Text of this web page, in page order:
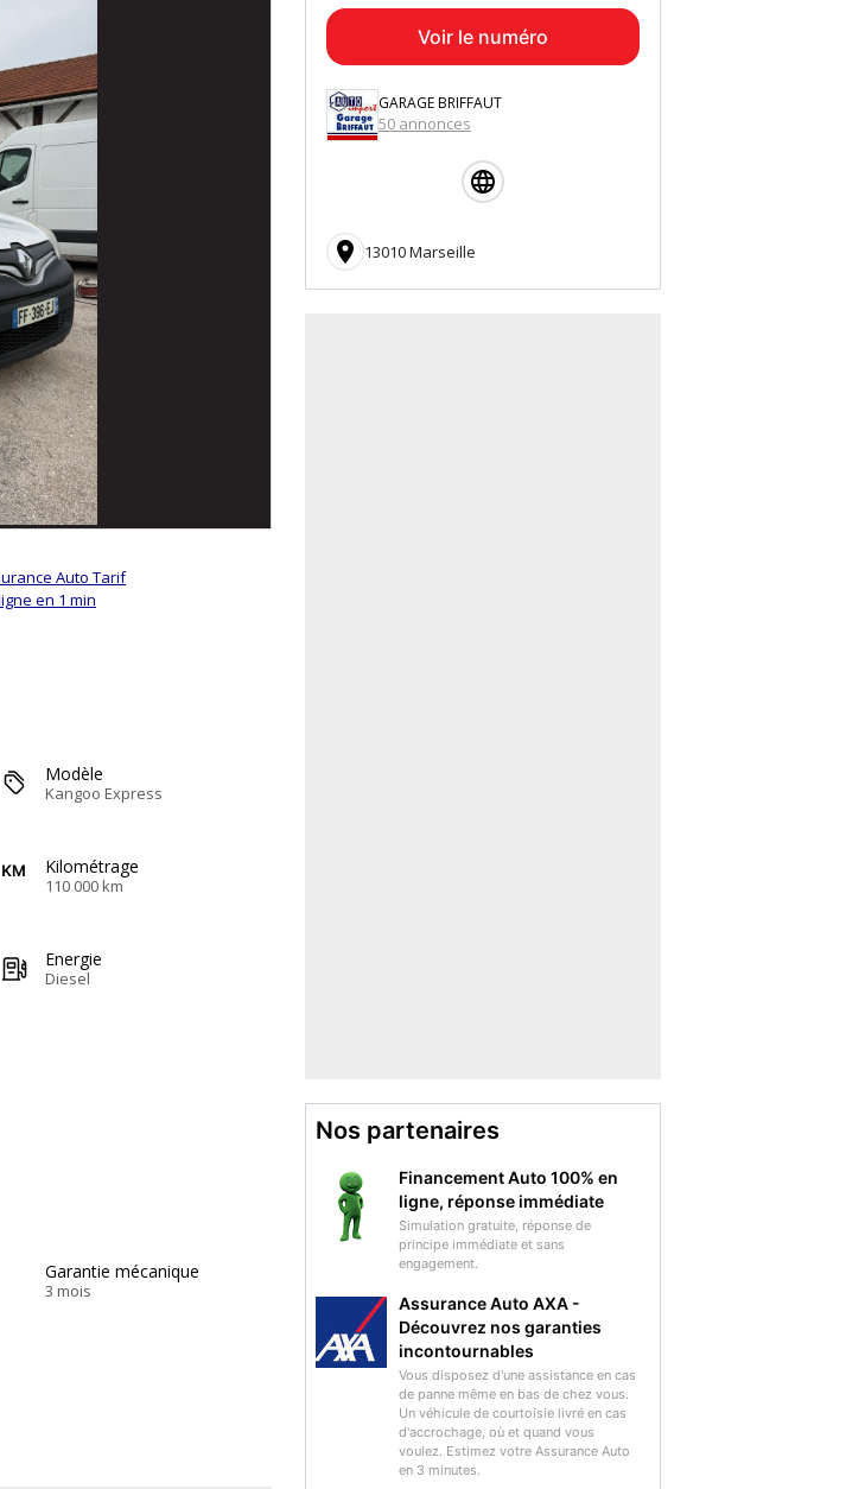
Auto Tarif
en 1 min
Modèle
Kangoo Express
Kilométrage
110 000 km
Energie
Diesel
Garantie mécanique
3 mois
Voir le numéro
GARAGE BRIFFAUT
50 annonces
 13010 Marseille
Nos partenaires
Financement Auto 100% en
ligne, réponse immédiate
Simulation gratuite, réponse de
principe immédiate et sans
engagement.
Assurance Auto AXA -
Découvrez nos garanties
incontournables
Vous disposez d'une assistance en cas
de panne même en bas de chez vous.
Un véhicule de courtoisie livré en cas
d'accrochage, où et quand vous
voulez. Estimez votre Assurance Auto
en 3 minutes.